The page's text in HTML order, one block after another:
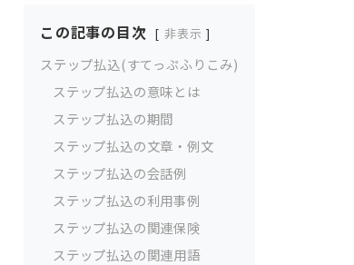
この記事の目次 非表示
ステップ払込(すてっぷふりこみ)
ステップ払込の意味とは
ステップ払込の期間
ステップ払込の文章・例文
ステップ払込の会話例
ステップ払込の利用事例
ステップ払込の関連保険
ステップ払込の関連用語